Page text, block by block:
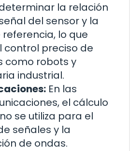
la relación
del sensor y la
lo que
control preciso de
como robots y
industrial.
En las
el cálculo
se utiliza para el
señales y la
de ondas.